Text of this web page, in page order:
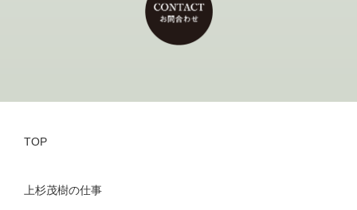
TOP
上杉茂樹の仕事